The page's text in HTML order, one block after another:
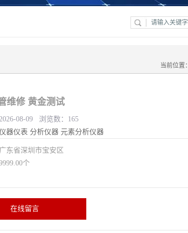
当前位置：
维修 黄金测试
08-09 浏览数：165
器仪表 分析仪器 元素分析仪器
东省深圳市宝安区
个
在线留言